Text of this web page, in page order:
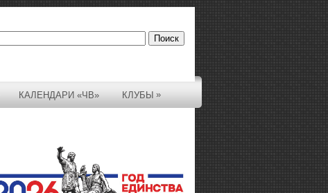
КАЛЕНДАРИ «ЧВ» КЛУБЫ »